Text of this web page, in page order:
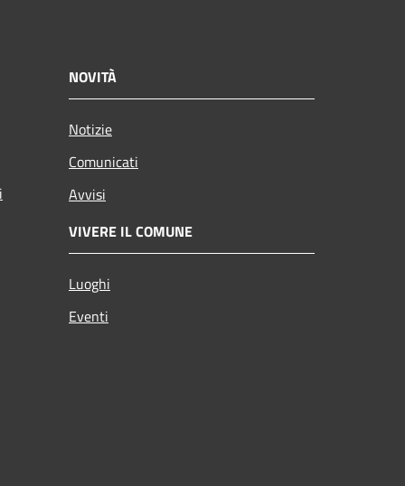
NOVITÀ
Notizie
Comunicati
Avvisi
VIVERE IL COMUNE
Luoghi
Eventi